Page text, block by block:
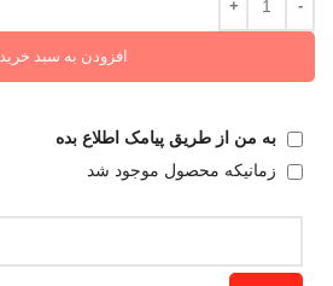
افزودن به سبد خرید
به من از طریق پیامک اطلاع بده
زمانیکه محصول موجود شد